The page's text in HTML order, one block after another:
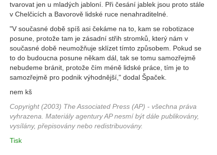
tvarovat jen u mladých jabloní. Při česání jablek jsou proto stále
v Chelčicích a Bavorově lidské ruce nenahraditelné.
"V současné době spíš asi čekáme na to, kam se robotizace
posune, protože tam je zásadní střih stromků, který nám v
současné době neumožňuje sklízet tímto způsobem. Pokud se
to do budoucna posune někam dál, tak se tomu samozřejmě
nebudeme bránit, protože čím méně lidské práce, tím je to
samozřejmě pro podnik výhodnější," dodal Špaček.
nem kš
Copyright (2003) The Associated Press (AP) - všechna práva
vyhrazena. Materiály agentury AP nesmí být dále publikovány,
vysílány, přepisovány nebo redistribuovány.
Tisk